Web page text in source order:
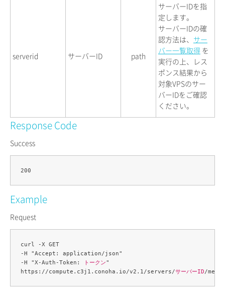
serverid サーバーID path
サーバーIDを指
定します。
サーバーIDの確
認方法は、 サー
バー一覧取得 を
実行の上、レス
ポンス結果から
対象VPSのサー
バーIDをご確認
ください。
Response Code
Success
Example
Request
curl -X GET
-H "Accept: application/json"
-H "X-Auth-Token:
トークン"
https://compute.c3j1.conoha.io/v2.1/servers/サーバーID